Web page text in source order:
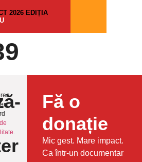
2026 EDIȚIA
Fă o
donație
Mic gest. Mare impact.
Ca într-un documentar